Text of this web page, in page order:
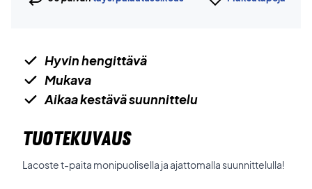
Hyvin hengittävä
Mukava
Aikaa kestävä suunnittelu
TUOTEKUVAUS
Lacoste t-paita monipuolisella ja ajattomalla suunnittelulla!